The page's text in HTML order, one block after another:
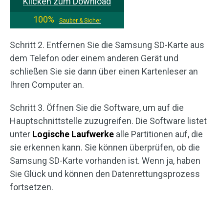
100%
Sauber & Sicher
Schritt 2. Entfernen Sie die Samsung SD-Karte aus
dem Telefon oder einem anderen Gerät und
schließen Sie sie dann über einen Kartenleser an
Ihren Computer an.
Schritt 3. Öffnen Sie die Software, um auf die
Hauptschnittstelle zuzugreifen. Die Software listet
unter Logische Laufwerke alle Partitionen auf, die
sie erkennen kann. Sie können überprüfen, ob die
Samsung SD-Karte vorhanden ist. Wenn ja, haben
Sie Glück und können den Datenrettungsprozess
fortsetzen.